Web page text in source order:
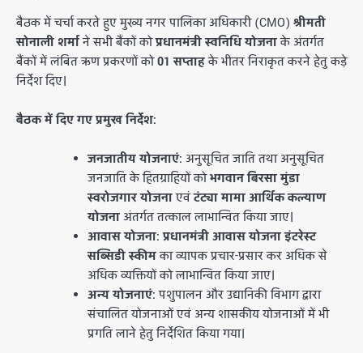
​बैठक में चर्चा करते हुए मुख्य नगर पालिका अधिकारी (CMO) श्रीमती
सोनाली शर्माने सभी बैंकों कोप्रधानमंत्री स्वनिधि योजनाके अंतर्गत
बैंकों में लंबित ऋण प्रकरणों को01 सप्ताहके भीतर निराकृत करने हेतु कड़े
निर्देश दिए।
बैठक में दिए गए प्रमुख निर्देश:
जनजातीय योजनाएं: अनुसूचित जाति तथा अनुसूचित
जनजाति के हितग्राहियों कोभगवान बिरसा मुंडा
स्वरोजगार योजनाएवंटंट्या मामा आर्थिक कल्याण
योजनाअंतर्गत तत्काल लाभान्वित किया जाए।
आवास योजना: प्रधानमंत्री आवास योजना इंटरेस्ट
सब्सिडी स्कीमका व्यापक प्रचार-प्रसार कर अधिक से
अधिक व्यक्तियों को लाभान्वित किया जाए।
अन्य योजनाएं:पशुपालन और उद्यानिकी विभाग द्वारा
संचालित योजनाओं एवं अन्य शासकीय योजनाओं में भी
प्रगति लाने हेतु निर्देशित किया गया।